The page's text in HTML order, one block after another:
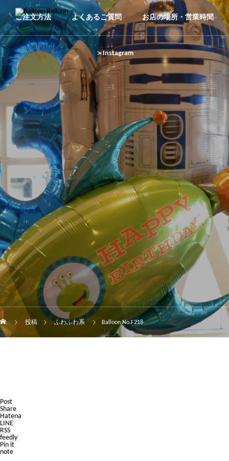
ご注文方法 よくあるご質問 お店の場所・営業時間
＞Instagram
投稿 ふわふわ系 Balloon No.F218
Post
Share
Hatena
LINE
RSS
feedly
Pin it
note